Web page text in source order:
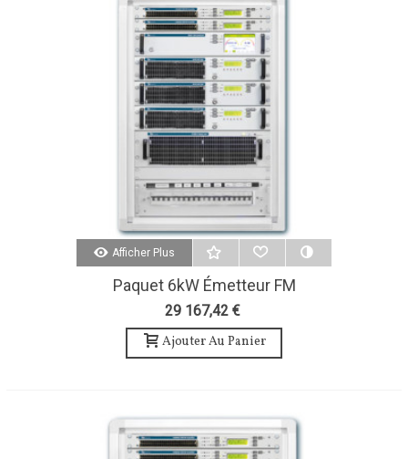
Afficher Plus
Paquet 6kW Émetteur FM
Accessoires Et Système
D'antenne À 6 Baies-Teko
Broadcast
29 167,42 €
Ajouter Au Panier